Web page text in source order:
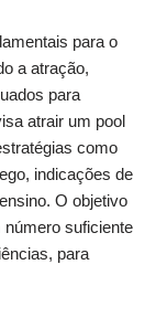
para o
a atração,
para
atrair um pool
como
indicações de
O objetivo
suficiente
para